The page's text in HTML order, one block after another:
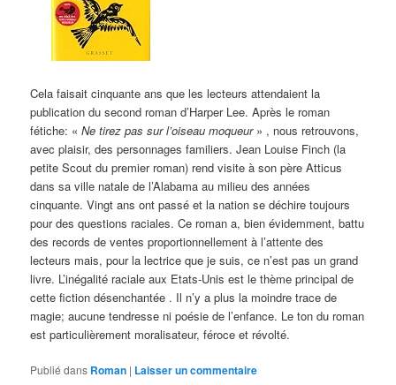
Cela faisait cinquante ans que les lecteurs attendaient la
publication du second roman d’Harper Lee. Après le roman
fétiche: «Ne tirez pas sur l’oiseau moqueur» , nous retrouvons,
avec plaisir, des personnages familiers. Jean Louise Finch (la
petite Scout du premier roman) rend visite à son père Atticus
dans sa ville natale de l’Alabama au milieu des années
cinquante. Vingt ans ont passé et la nation se déchire toujours
pour des questions raciales. Ce roman a, bien évidemment, battu
des records de ventes proportionnellement à l’attente des
lecteurs mais, pour la lectrice que je suis, ce n’est pas un grand
livre. L’inégalité raciale aux Etats-Unis est le thème principal de
cette fiction désenchantée . Il n’y a plus la moindre trace de
magie; aucune tendresse ni poésie de l’enfance. Le ton du roman
est particulièrement moralisateur, féroce et révolté.
Publié dans Roman | Laisser un commentaire